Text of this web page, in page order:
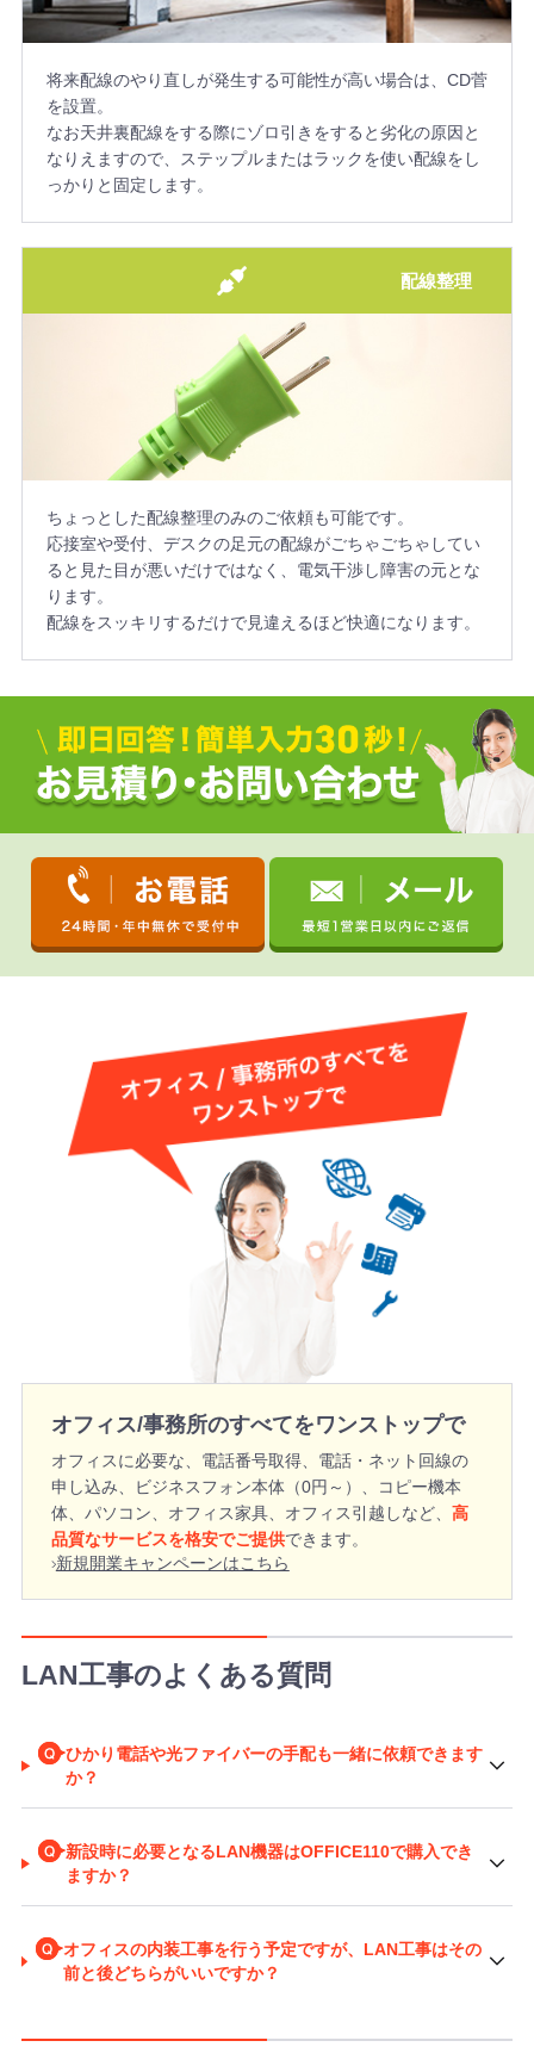
将来配線のやり直しが発生する可能性が高い場合は、CD菅
を設置。
なお天井裏配線をする際にゾロ引きをすると劣化の原因と
なりえますので、ステップルまたはラックを使い配線をし
っかりと固定します。
配線整理
ちょっとした配線整理のみのご依頼も可能です。
応接室や受付、デスクの足元の配線がごちゃごちゃしてい
ると見た目が悪いだけではなく、電気干渉し障害の元とな
ります。
配線をスッキリするだけで見違えるほど快適になります。
オフィス/事務所のすべてをワンストップで
オフィスに必要な、電話番号取得、電話・ネット回線の
申し込み、ビジネスフォン本体（0円～）、コピー機本
体、パソコン、オフィス家具、オフィス引越しなど、 高
品質なサービスを格安でご提供できます。
新規開業キャンペーンはこちら
LAN工事のよくある質問
ひかり電話や光ファイバーの手配も一緒に依頼できます
か？
新設時に必要となるLAN機器はOFFICE110で購入でき
ますか？
オフィスの内装工事を行う予定ですが、LAN工事はその
前と後どちらがいいですか？